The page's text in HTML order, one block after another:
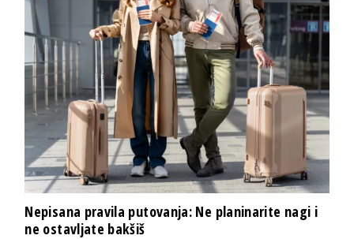
Nepisana pravila putovanja: Ne planinarite nagi i
ne ostavljate bakšiš